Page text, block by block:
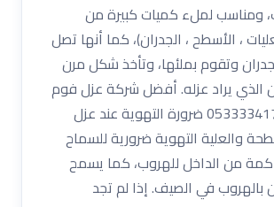
ومناسب لملء كميات كبيرة من
، الأسطح ، الجدران)، كما أنها تصل
وتقوم بملئها، وتأخذ شكل مرن
الذي يراد عزله. أفضل شركة عزل فوم
بالمزاحمية 0533334179 ضرورة التهوية عند عزل
والعلية التهوية ضرورية للسماح
من الداخل للهروب، كما يسمح
بالهروب في الصيف. إذا لم تجد